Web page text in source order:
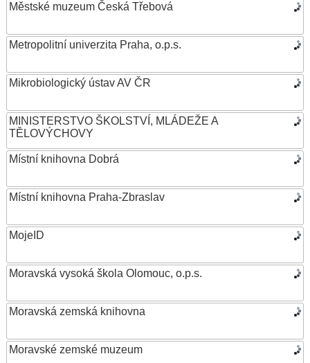
Městské muzeum Česká Třebová
Metropolitní univerzita Praha, o.p.s.
Mikrobiologický ústav AV ČR
MINISTERSTVO ŠKOLSTVÍ, MLÁDEŽE A
TĚLOVÝCHOVY
Místní knihovna Dobrá
Místní knihovna Praha-Zbraslav
MojeID
Moravská vysoká škola Olomouc, o.p.s.
Moravská zemská knihovna
Moravské zemské muzeum